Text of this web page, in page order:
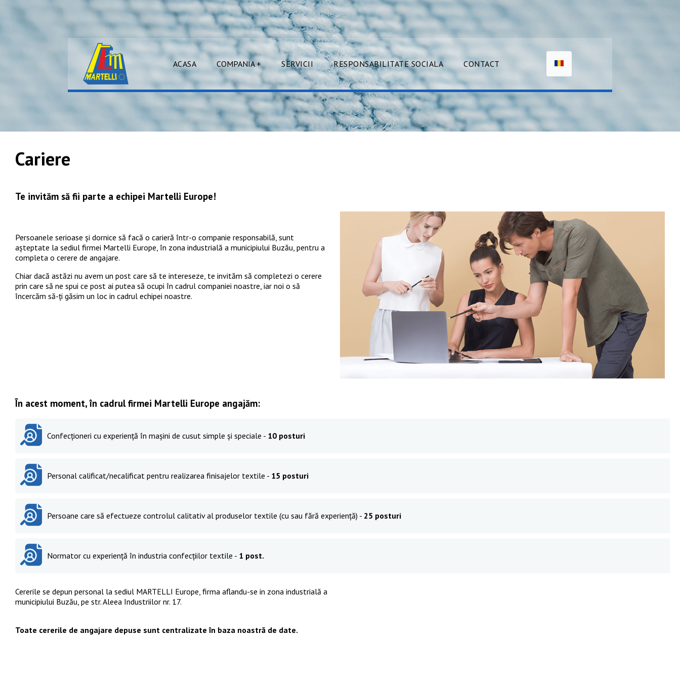
ACASA COMPANIA + SERVICII RESPONSABILITATE SOCIALA CONTACT
Cariere
Te invităm să fii parte a echipei Martelli Europe!
Persoanele serioase și dornice să facă o carieră într-o companie responsabilă, sunt
așteptate la sediul firmei Martelli Europe, în zona industrială a municipiului Buzău, pentru a
completa o cerere de angajare.
Chiar dacă astăzi nu avem un post care să te intereseze, te invităm să completezi o cerere
prin care să ne spui ce post ai putea să ocupi în cadrul companiei noastre, iar noi o să
încercăm să-ți găsim un loc in cadrul echipei noastre.
În acest moment, în cadrul firmei Martelli Europe angajăm:
Confecționeri cu experiență în mașini de cusut simple și speciale - 10 posturi
Personal calificat/necalificat pentru realizarea finisajelor textile - 15 posturi
Persoane care să efectueze controlul calitativ al produselor textile (cu sau fără experiență) - 25 posturi
Normator cu experiență în industria confecțiilor textile - 1 post.
Cererile se depun personal la sediul MARTELLI Europe, firma aflandu-se in zona industrială a
municipiului Buzău, pe str. Aleea Industriilor nr. 17.
Toate cererile de angajare depuse sunt centralizate în baza noastră de date.